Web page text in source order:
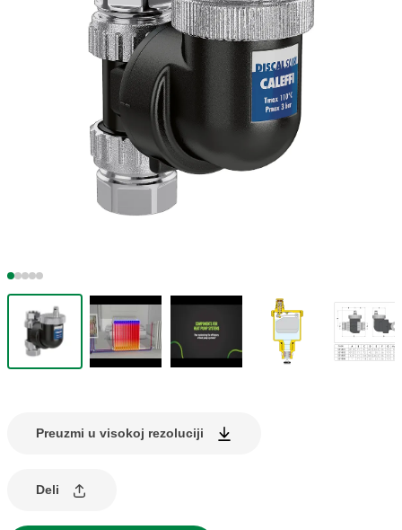
Preuzmi u visokoj rezoluciji
Deli